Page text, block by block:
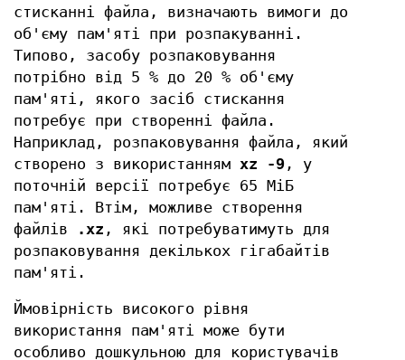
стисканні файла, визначають вимоги до
об'єму пам'яті при розпакуванні.
Типово, засобу розпаковування
потрібно від 5 % до 20 % об'єму
пам'яті, якого засіб стискання
потребує при створенні файла.
Наприклад, розпаковування файла, який
створено з використанням xz -9 , у
поточній версії потребує 65 МіБ
пам'яті. Втім, можливе створення
файлів
.xz , які потребуватимуть для
розпаковування декількох гігабайтів
пам'яті.
Ймовірність високого рівня
використання пам'яті може бути
особливо дошкульною для користувачів